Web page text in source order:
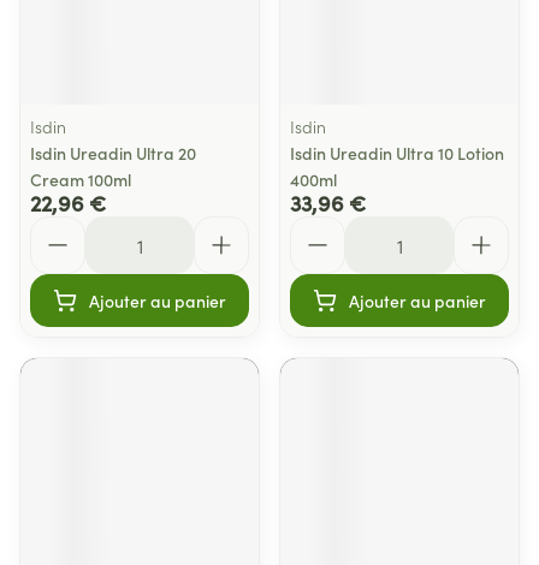
Isdin
Isdin Ureadin Ultra 20
Cream 100ml
22,96 €
Ajouter au panier
Isdin
Isdin Ureadin Ultra 10 Lotion
400ml
33,96 €
Ajouter au panier